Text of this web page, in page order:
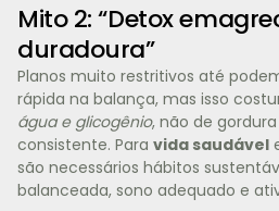
Mito 2: “Detox
duradoura”
Planos muito restritivos até
rápida na balança, mas isso
água e glicogênio, não de
consistente. Para vida saudável
são necessários hábitos
balanceada, sono adequado e